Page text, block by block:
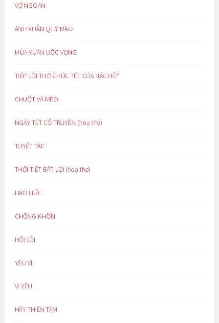
VỢ NGOAN
ÁNH XUÂN QUÝ MÃO
MÙA XUÂN ƯỚC VỌNG
TIẾP LỜI THƠ CHÚC TẾT CỦA BÁC HỒ*
CHUỘT VÀ MÈO
NGÀY TẾT CỔ TRUYỀN (hoạ thơ)
TUYỆT TÁC
THỜI TIẾT BẤT LỢI (hoạ thơ)
HÁO HỨC
CHỒNG KHÔN
HỐI LỖI
YÊU VÌ
VÌ YÊU
HÃY THIỆN TÂM